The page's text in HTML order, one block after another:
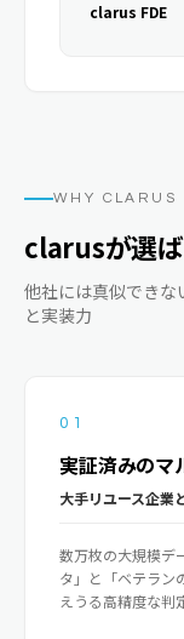
clarus FDE
WHY CLARUS
clarusが選
他社には真似でき
と実装力
01
実証済みのマ
大手リユース企業
数万枚の大規模デ
タ」と「ベテラン
えうる高精度な判